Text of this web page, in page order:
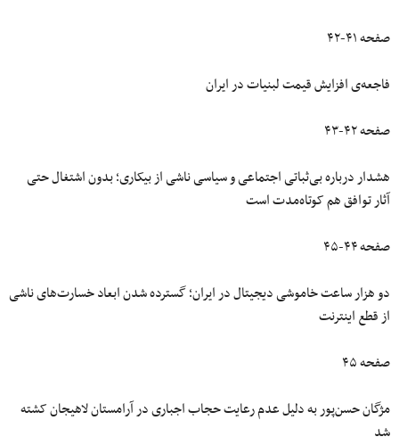
صفحه ۴۱-۴۲
فاجعه‌‌ی افزایش قیمت لبنیات در ایران
صفحه ۴۲-۴۳
هشدار درباره بی‌ثباتی اجتماعی و سیاسی ناشی از بیکاری؛ بدون اشتغال حتی
آثار توافق هم کوتاه‌مدت است
صفحه ۴۴-۴۵
دو هزار ساعت خاموشی دیجیتال در ایران؛ گسترده شدن ابعاد خسارت‌های ناشی
از قطع اینترنت
صفحه ۴۵
مژگان حسن‌پور به دلیل عدم رعایت حجاب اجباری در آرامستان لاهیجان کشته
شد